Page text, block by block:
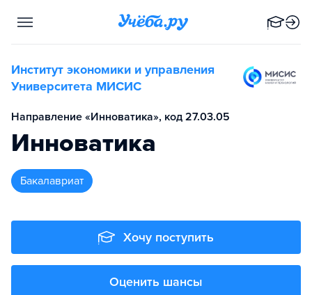
Институт экономики и управления
Университета МИСИС
Направление «Инноватика», код 27.03.05
Инноватика
бакалавриат
Хочу поступить
Оценить шансы